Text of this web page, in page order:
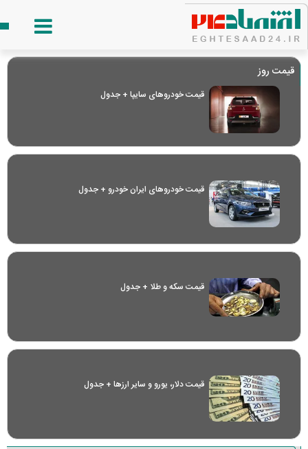
قیمت روز
قیمت خودرو‌های سایپا + جدول
قیمت خودرو‌های ایران خودرو + جدول
قیمت سکه و طلا + جدول
قیمت دلار، یورو و سایر ارز‌ها + جدول